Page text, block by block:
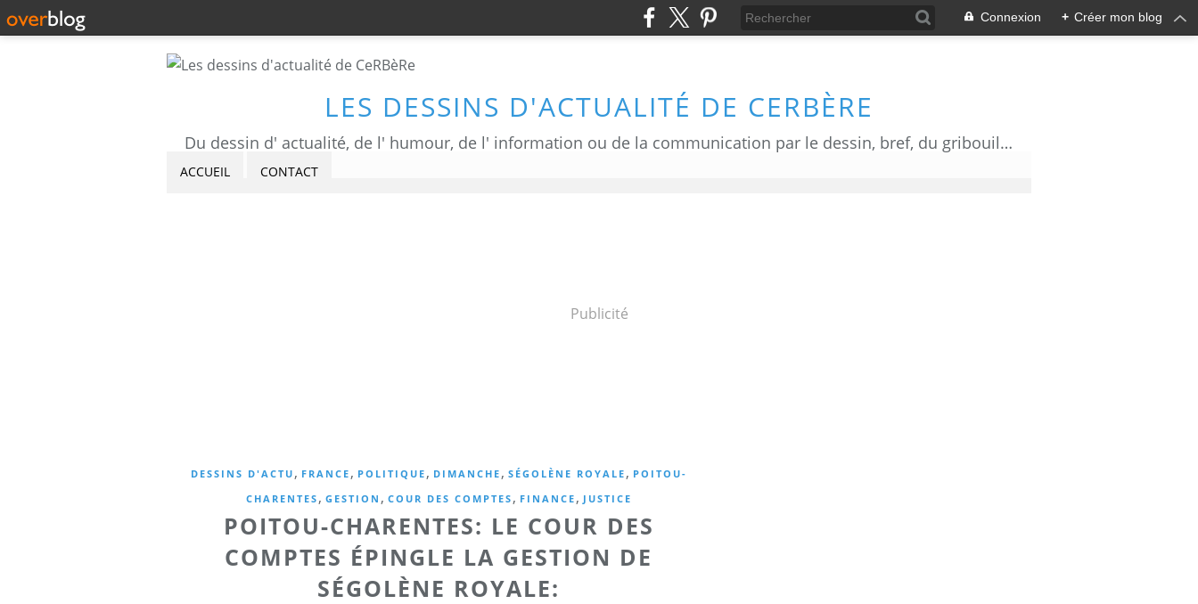
Connexion + Créer mon blog
LES DESSINS D'ACTUALITÉ DE CERBÈRE
Du dessin d' actualité, de l' humour, de l' information ou de la communication par le dessin, bref, du gribouillage!
ACCUEIL CONTACT
Publicité
DESSINS D'ACTU , FRANCE , POLITIQUE , DIMANCHE , SÉGOLÈNE ROYALE , POITOU-
CHARENTES , GESTION , COUR DES COMPTES , FINANCE , JUSTICE
POITOU-CHARENTES: LE COUR DES
COMPTES ÉPINGLE LA GESTION DE
SÉGOLÈNE ROYALE: